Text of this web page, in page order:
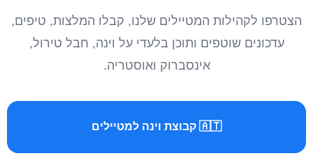
הצטרפו לקהילות המטיילים שלנו, קבלו המלצות, טיפים,
עדכונים שוטפים ותוכן בלעדי על וינה, חבל טירול,
אינסברוק ואוסטריה.
🇦🇹 קבוצת וינה למטיילים